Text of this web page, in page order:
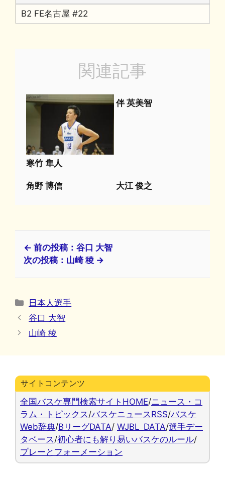
B2 FE名古屋 #22
関連記事
寒竹 隼人
伴 英美智
角野 博信 大江 俊之
← 前の投稿：谷口 大智
次の投稿：山崎 稜 →
カ
テ
リ
日本人選手
谷口 大智
山崎 稜
サイトコンテンツ
全国バスケ専門検索サイトHOME/ニュース・コ
ラム・トピックス /バスケニュースRSS/バスケ
Web辞典/BリーグDATA/ WJBL_DATA/選手デー
タベース /初心者にも解り易いバスケのルール/
プレーとフォーメーション